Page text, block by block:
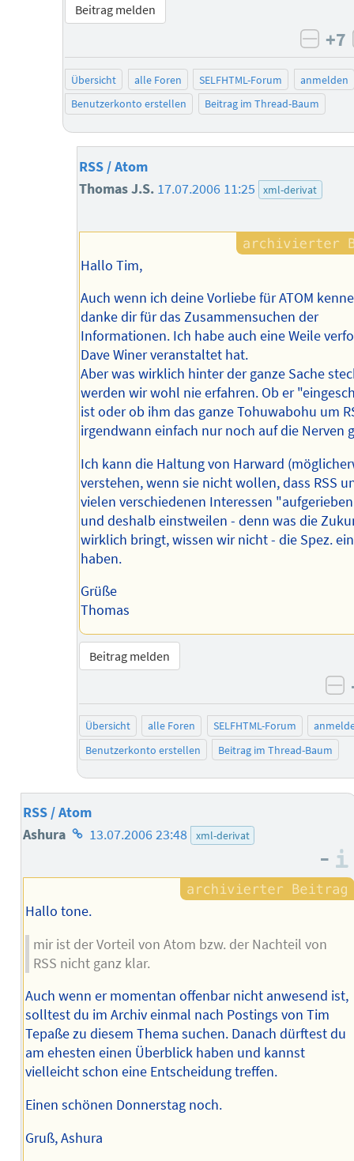
Beitrag melden
+7
Übersicht alle Foren SELFHTML-Forum
anmelden
Benutzerkonto erstellen
Beitrag im Thread-Baum
RSS / Atom
Thomas J.S. 17.07.2006 11:25 xml-derivat
Hallo Tim,
Auch wenn ich deine Vorliebe für ATOM
danke dir für das Zusammensuchen der
Informationen. Ich habe auch eine Weile
Dave Winer veranstaltet hat.
Aber was wirklich hinter der ganze Sache
werden wir wohl nie erfahren. Ob er
ist oder ob ihm das ganze Tohuwabohu um
irgendwann einfach nur noch auf die Nerven
Ich kann die Haltung von Harward
verstehen, wenn sie nicht wollen, dass RSS
vielen verschiedenen Interessen
und deshalb einstweilen - denn was die
wirklich bringt, wissen wir nicht - die Spez.
haben.
Grüße
Thomas
Beitrag melden
Übersicht alle Foren SELFHTML-Forum
Benutzerkonto erstellen
Beitrag im Thread-Baum
RSS / Atom
Ashura Homepage
Autors
13.07.2006 23:48 xml-derivat
–
Hallo tone.
mir ist der Vorteil von Atom bzw. der Nachteil von
RSS nicht ganz klar.
Auch wenn er momentan offenbar nicht anwesend ist,
solltest du im Archiv einmal nach Postings von Tim
Tepaße zu diesem Thema suchen. Danach dürftest du
am ehesten einen Überblick haben und kannst
vielleicht schon eine Entscheidung treffen.
Einen schönen Donnerstag noch.
Gruß, Ashura